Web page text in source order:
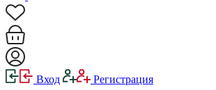
Вход Регистрация